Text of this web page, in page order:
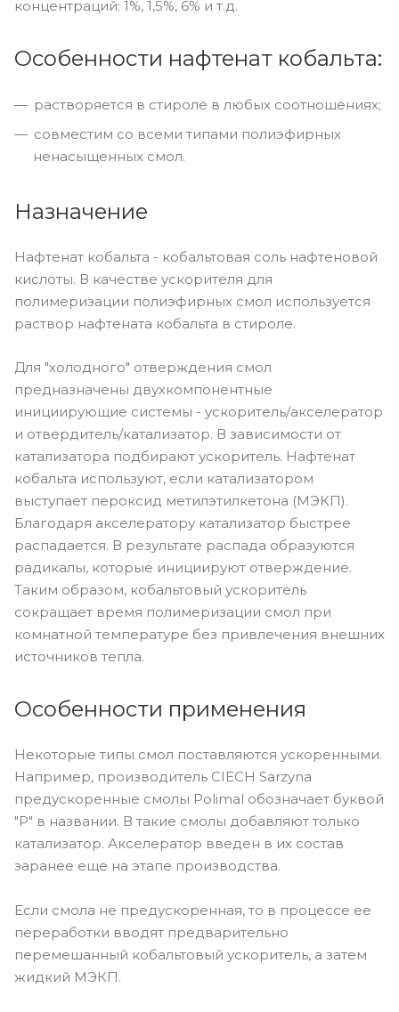
концентраций: 1%, 1,5%, 6% и т.д.
Особенности нафтенат кобальта:
растворяется в стироле в любых соотношениях;
совместим со всеми типами полиэфирных
ненасыщенных смол.
Назначение
Нафтенат кобальта - кобальтовая соль нафтеновой
кислоты. В качестве ускорителя для
полимеризации полиэфирных смол используется
раствор нафтената кобальта в стироле.
Для "холодного" отверждения смол
предназначены двухкомпонентные
инициирующие системы - ускоритель/акселератор
и отвердитель/катализатор. В зависимости от
катализатора подбирают ускоритель. Нафтенат
кобальта используют, если катализатором
выступает пероксид метилэтилкетона (МЭКП).
Благодаря акселератору катализатор быстрее
распадается. В результате распада образуются
радикалы, которые инициируют отверждение.
Таким образом, кобальтовый ускоритель
сокращает время полимеризации смол при
комнатной температуре без привлечения внешних
источников тепла.
Особенности применения
Некоторые типы смол поставляются ускоренными.
Например, производитель CIECH Sarzyna
предускоренные смолы Polimal обозначает буквой
"P" в названии. В такие смолы добавляют только
катализатор. Акселератор введен в их состав
заранее еще на этапе производства.
Если смола не предускоренная, то в процессе ее
переработки вводят предварительно
перемешанный кобальтовый ускоритель, а затем
жидкий МЭКП.